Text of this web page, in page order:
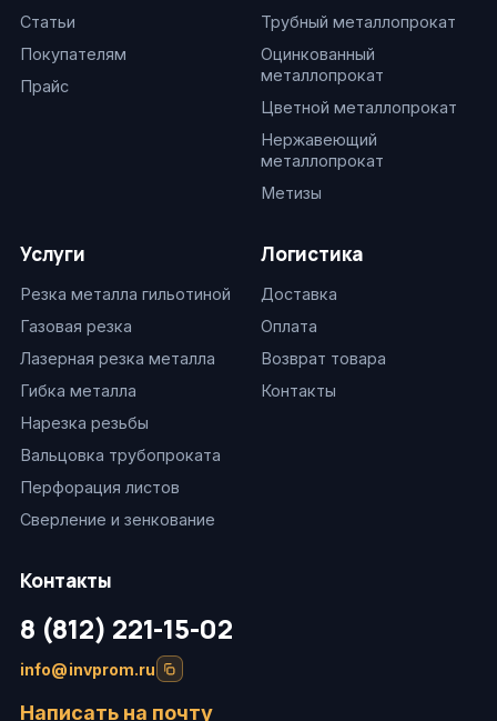
Статьи
Покупателям
Прайс
Трубный металлопрокат
Оцинкованный
металлопрокат
Цветной металлопрокат
Нержавеющий
металлопрокат
Метизы
Услуги
Резка металла гильотиной
Газовая резка
Лазерная резка металла
Гибка металла
Нарезка резьбы
Вальцовка трубопроката
Перфорация листов
Сверление и зенкование
Логистика
Доставка
Оплата
Возврат товара
Контакты
Контакты
8 (812) 221-15-02
info@invprom.ru
Написать на почту